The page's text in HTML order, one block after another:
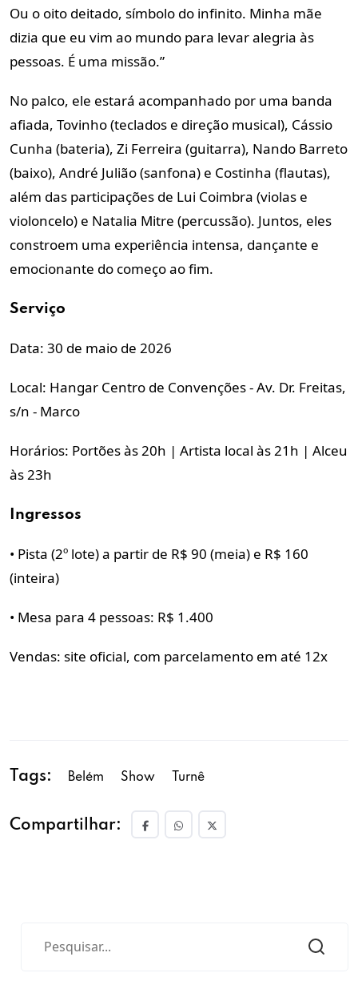
Ou o oito deitado, símbolo do infinito. Minha mãe
dizia que eu vim ao mundo para levar alegria às
pessoas. É uma missão.”
No palco, ele estará acompanhado por uma banda
afiada, Tovinho (teclados e direção musical), Cássio
Cunha (bateria), Zi Ferreira (guitarra), Nando Barreto
(baixo), André Julião (sanfona) e Costinha (flautas),
além das participações de Lui Coimbra (violas e
violoncelo) e Natalia Mitre (percussão). Juntos, eles
constroem uma experiência intensa, dançante e
emocionante do começo ao fim.
Serviço
Data: 30 de maio de 2026
Local: Hangar Centro de Convenções - Av. Dr. Freitas,
s/n - Marco
Horários: Portões às 20h | Artista local às 21h | Alceu
às 23h
Ingressos
• Pista (2º lote) a partir de R$ 90 (meia) e R$ 160
(inteira)
• Mesa para 4 pessoas: R$ 1.400
Vendas: site oficial, com parcelamento em até 12x
Tags: Belém Show Turnê
Compartilhar: